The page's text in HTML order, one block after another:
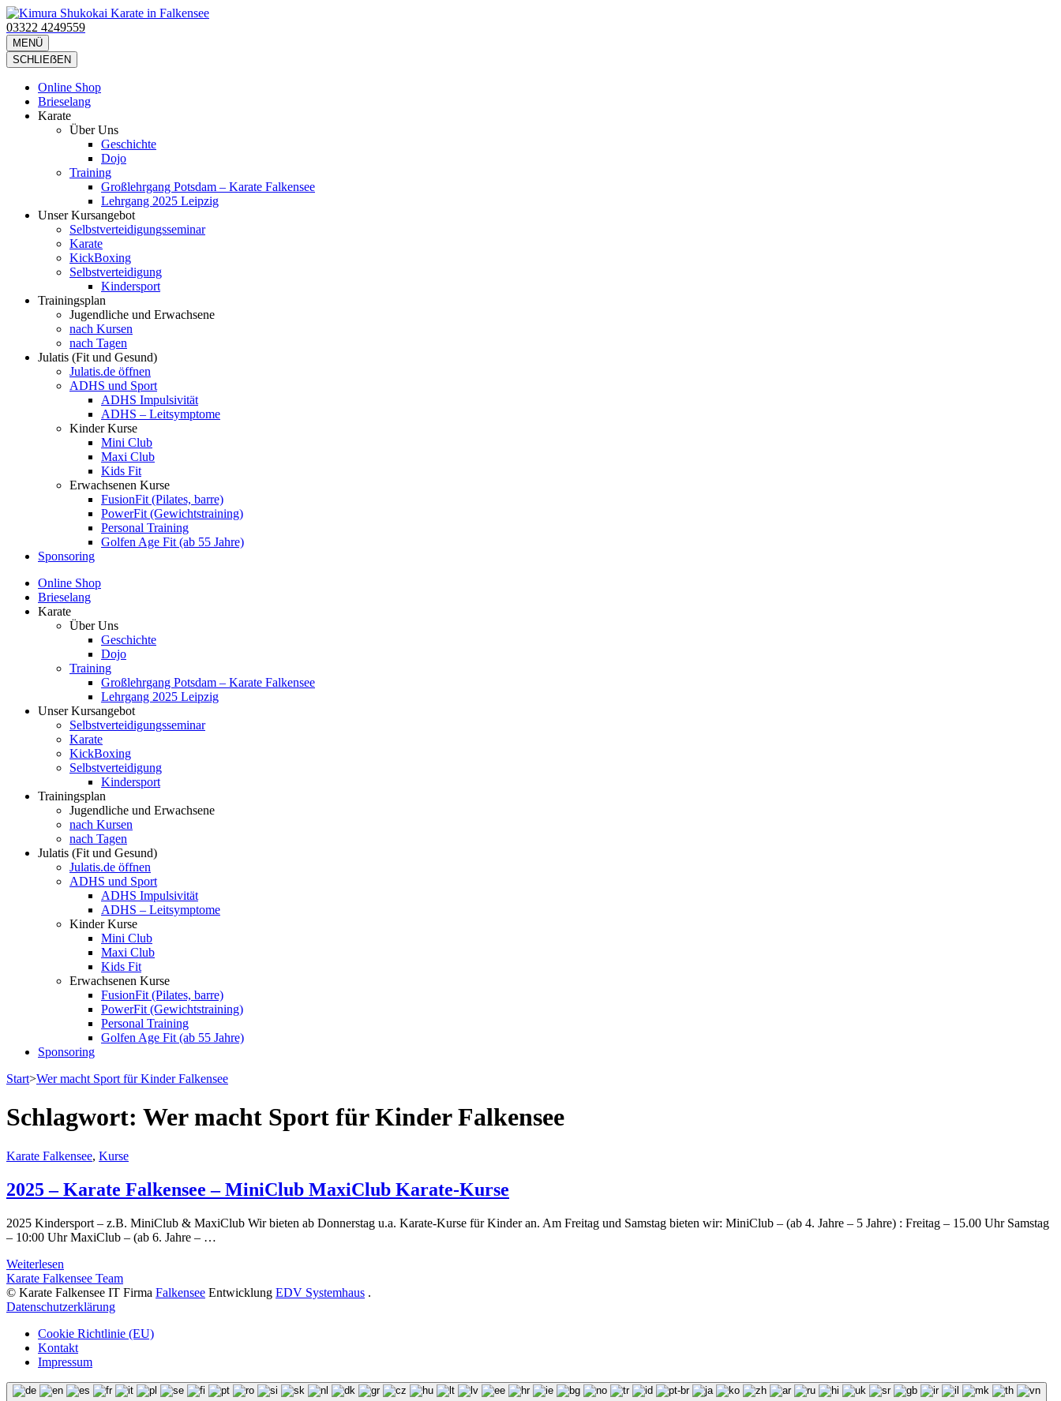
Zum
Inhalt
springen
(Eingabetaste
drücken)
Kimura Shukokai Karate in Falkensee
Wir bieten profesionelle Karatekurse für groß und klein an.
03322 4249559
MENÜ
SCHLIEẞEN
Online Shop
Brieselang
Karate
Über Uns
Geschichte
Dojo
Training
Großlehrgang Potsdam – Karate Falkensee
Lehrgang 2025 Leipzig
Unser Kursangebot
Selbstverteidigungsseminar
Karate
KickBoxing
Selbstverteidigung
Kindersport
Trainingsplan
Jugendliche und Erwachsene
nach Kursen
nach Tagen
Julatis (Fit und Gesund)
Julatis.de öffnen
ADHS und Sport
ADHS Impulsivität
ADHS – Leitsymptome
Kinder Kurse
Mini Club
Maxi Club
Kids Fit
Erwachsenen Kurse
FusionFit (Pilates, barre)
PowerFit (Gewichtstraining)
Personal Training
Golfen Age Fit (ab 55 Jahre)
Sponsoring
Online Shop
Brieselang
Karate
Über Uns
Geschichte
Dojo
Training
Großlehrgang Potsdam – Karate Falkensee
Lehrgang 2025 Leipzig
Unser Kursangebot
Selbstverteidigungsseminar
Karate
KickBoxing
Selbstverteidigung
Kindersport
Trainingsplan
Jugendliche und Erwachsene
nach Kursen
nach Tagen
Julatis (Fit und Gesund)
Julatis.de öffnen
ADHS und Sport
ADHS Impulsivität
ADHS – Leitsymptome
Kinder Kurse
Mini Club
Maxi Club
Kids Fit
Erwachsenen Kurse
FusionFit (Pilates, barre)
PowerFit (Gewichtstraining)
Personal Training
Golfen Age Fit (ab 55 Jahre)
Sponsoring
Start>Wer macht Sport für Kinder Falkensee
Schlagwort: Wer macht Sport für Kinder Falkensee
Karate Falkensee, Kurse
2025 – Karate Falkensee – MiniClub MaxiClub Karate-Kurse
2025 Kindersport – z.B. MiniClub & MaxiClub Wir bieten ab Donnerstag u.a. Karate-Kurse für Kinder an. Am Freitag und Samstag bieten wir: MiniClub – (ab 4. Jahre – 5 Jahre) : Freitag – 15.00 Uhr Samstag
– 10:00 Uhr MaxiClub – (ab 6. Jahre – …
Weiterlesen
Karate Falkensee Team
© Karate Falkensee IT Firma Falkensee Entwicklung EDV Systemhaus .
Datenschutzerklärung
Cookie Richtlinie (EU)
Kontakt
Impressum